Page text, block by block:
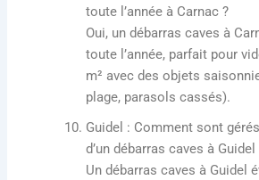
toute l’année à Carnac ?
Oui, un débarras caves à
toute l’année, parfait pour
m² avec des objets
plage, parasols cassés).
Guidel : Comment sont
d’un débarras caves à Guidel
Un débarras caves à Guidel